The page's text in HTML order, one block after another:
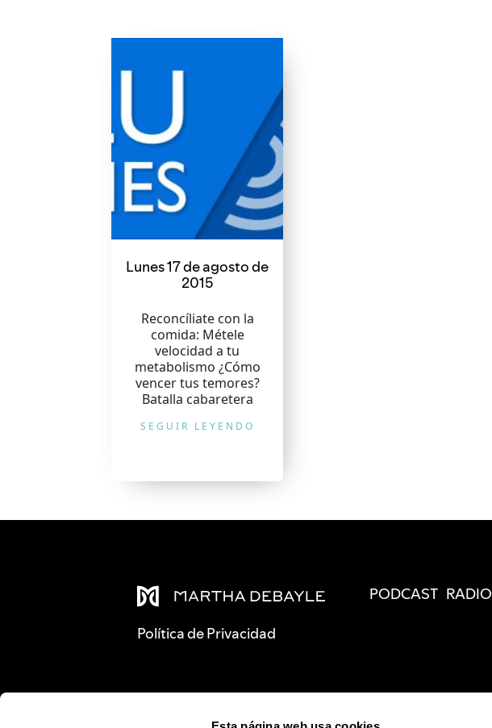
Lunes 17 de agosto de
2015
Reconcíliate con la
comida: Métele
velocidad a tu
metabolismo ¿Cómo
vencer tus temores?
Batalla cabaretera
SEGUIR LEYENDO
Política de Privacidad
PODCAST RADIO